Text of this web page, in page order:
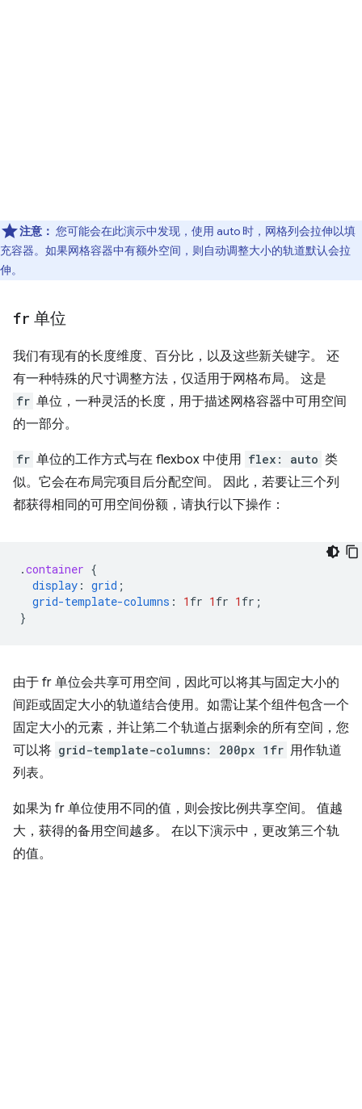
注意： 您可能会在此演示中发现，使用 auto 时，网格列会拉伸以填
充容器。如果网格容器中有额外空间，则自动调整大小的轨道默认会拉
伸。
fr 单位
我们有现有的长度维度、百分比，以及这些新关键字。 还
有一种特殊的尺寸调整方法，仅适用于网格布局。 这是
fr 单位，一种灵活的长度，用于描述网格容器中可用空间
的一部分。
fr 单位的工作方式与在 flexbox 中使用 flex: auto 类
似。它会在布局完项目后分配空间。 因此，若要让三个列
都获得相同的可用空间份额，请执行以下操作：
.container {
display : grid ;
grid-template-columns : 1 fr 1 fr 1 fr ;
}
由于 fr 单位会共享可用空间，因此可以将其与固定大小的
间距或固定大小的轨道结合使用。如需让某个组件包含一个
固定大小的元素，并让第二个轨道占据剩余的所有空间，您
可以将 grid-template-columns: 200px 1fr 用作轨道
列表。
如果为 fr 单位使用不同的值，则会按比例共享空间。 值越
大，获得的备用空间越多。 在以下演示中，更改第三个轨
的值。